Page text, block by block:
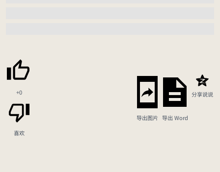
+0
喜欢
导出图片 导出 Word
分享说说